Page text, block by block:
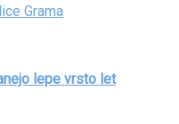
lepe vrsto let